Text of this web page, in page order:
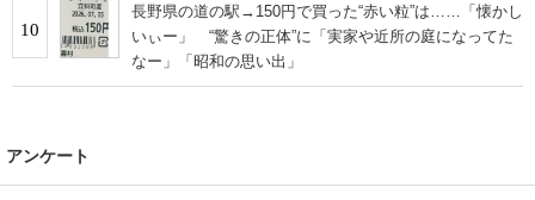
10
長野県の道の駅→150円で買った“赤い粒”は……「懐かし
いぃー」 “驚きの正体”に「実家や近所の庭になってた
なー」「昭和の思い出」
アンケート